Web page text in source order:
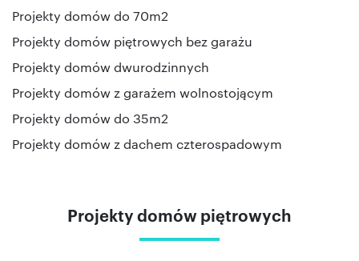
Projekty domów do 70m2
Projekty domów piętrowych bez garażu
Projekty domów dwurodzinnych
Projekty domów z garażem wolnostojącym
Projekty domów do 35m2
Projekty domów z dachem czterospadowym
Projekty domów piętrowych